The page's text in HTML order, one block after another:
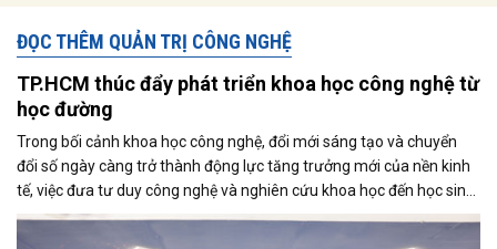
ĐỌC THÊM QUẢN TRỊ CÔNG NGHỆ
TP.HCM thúc đẩy phát triển khoa học công nghệ từ
học đường
Trong bối cảnh khoa học công nghệ, đổi mới sáng tạo và chuyển
đổi số ngày càng trở thành động lực tăng trưởng mới của nền kinh
tế, việc đưa tư duy công nghệ và nghiên cứu khoa học đến học sinh
đang được xem là bước đi quan trọng để hình thành nguồn nhân
lực tương lai. Tại TP.HCM - trung tâm kinh tế, khoa học công nghệ